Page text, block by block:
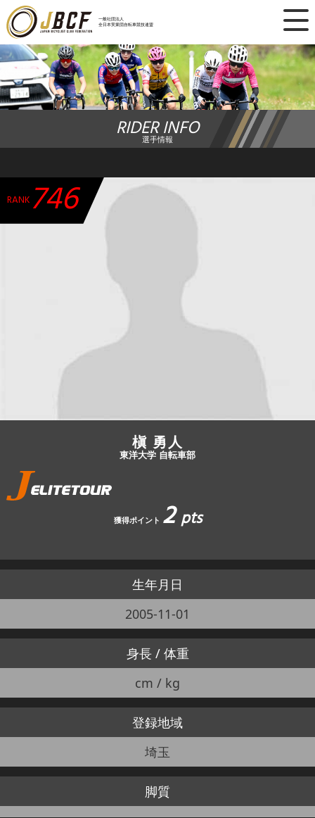
一般社団法人
全日本実業団自転車競技連盟
×
ニュース
レース日程
ランキング
チーム・選手
加盟・登録
エントリー
JBCF ROAD SERIESとは
RIDER INFO
選手情報
RANK 746
槇 勇人
東洋大学 自転車部
獲得ポイント 2pts
生年月日
2005-11-01
身長 / 体重
cm / kg
登録地域
埼玉
脚質